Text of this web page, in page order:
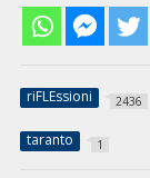
riFLEssioni 2436
taranto 1